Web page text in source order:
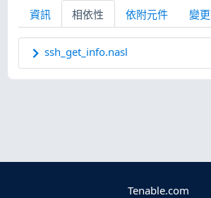
資訊 相依性 依附元件 變
ssh_get_info.nasl
Tenable.com